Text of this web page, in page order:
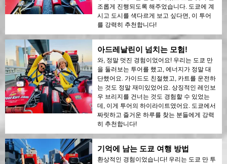
조롭게 진행되도록 해주었습니다. 도쿄에 계
시고 도시를 색다르게 보고 싶다면, 이 투어
를 강력히 추천합니다!
아드레날린이 넘치는 모험!
와, 정말 멋진 경험이었어요! 우리는 도쿄 만
을 둘러보는 투어를 했고, 에너지가 정말 대
단했어요. 가이드도 친절했고, 카트를 운전하
는 것도 정말 재미있었어요. 상징적인 레인보
우 브리지를 건너는 것도 경험할 수 있었는
데, 이게 투어의 하이라이트였어요. 도쿄에서
짜릿하고 즐거운 하루를 찾는 분들에게 강력
히 추천합니다!
기억에 남는 도쿄 여행 방법
환상적인 경험이었습니다! 우리는 도쿄 만 투